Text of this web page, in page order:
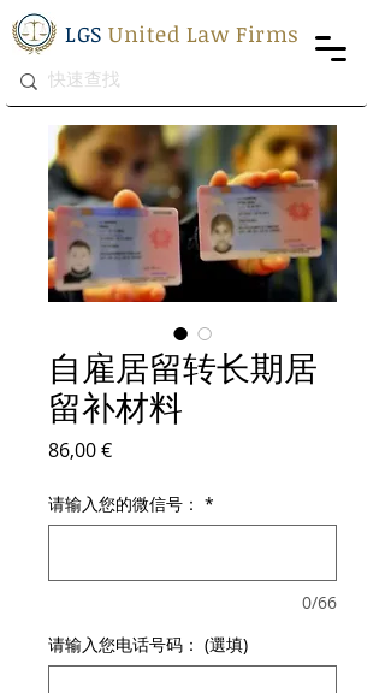
LGSUnited Law Firms
自雇居留转长期居
留补材料
86,00 €價格
请输入您的微信号： *
0/66
请输入您电话号码： (選填)